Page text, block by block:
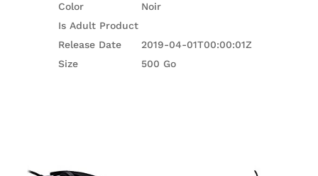
Color
Noir
Is Adult Product
Release Date
2019-04-01T00:00:01Z
Size
500 Go